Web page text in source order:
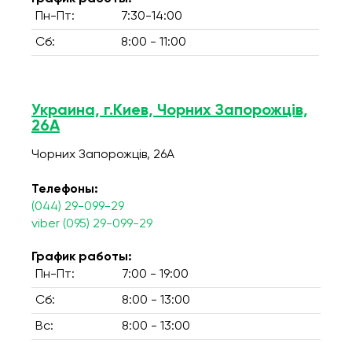
Пн-Пт:
7:30-14:00
Сб: 8:00 - 11:00
Украина, г.Киев, Чорних Запорожців,
26А
Чорних Запорожців, 26А
Телефоны:
(044) 29-099-29
viber (095) 29-099-29
График работы:
Пн-Пт:
7:00 - 19:00
Сб: 8:00 - 13:00
Вс: 8:00 - 13:00